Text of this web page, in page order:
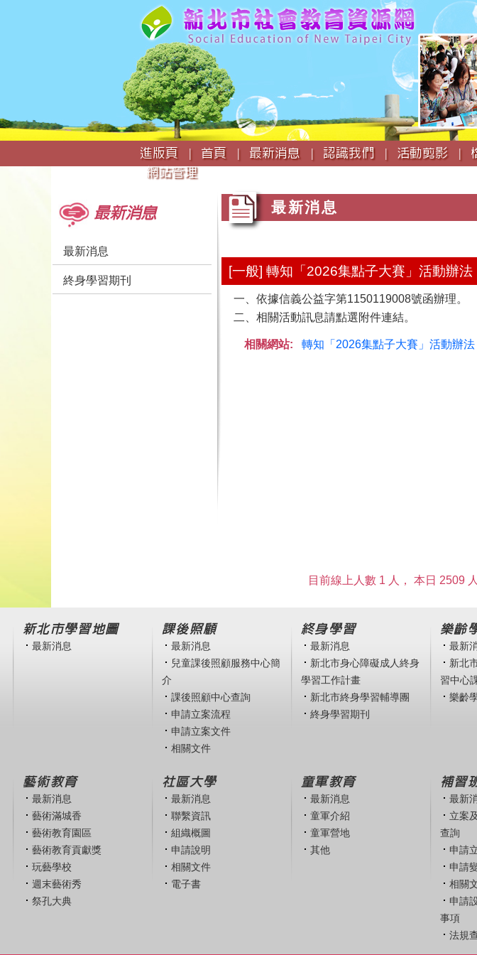
:::
進版頁 |
首頁 | 最新消息 | 認識我們 | 活動剪影 |
網站管理
最新消息
最新消息
終身學習期刊
最新消息
[一般] 轉知「2026集點子大賽」活動辦法
一、依據信義公益字第1150119008號函辦理。
二、相關活動訊息請點選附件連結。
相關網站:
轉知「2026集點子大賽」活動辦法
目前線上人數 1 人， 本日 2509
新北市學習地圖
最新消息
課後照顧
最新消息
兒童課後照顧服務中心簡
介
課後照顧中心查詢
申請立案流程
申請立案文件
相關文件
終身學習
最新消息
新北市身心障礙成人終身
學習工作計畫
新北市終身學習輔導團
終身學習期刊
樂齡
最新
新北
習中心
樂齡
藝術教育
最新消息
藝術滿城香
藝術教育園區
藝術教育貢獻獎
玩藝學校
週末藝術秀
祭孔大典
社區大學
最新消息
聯繫資訊
組織概圖
申請說明
相關文件
電子書
童軍教育
最新消息
童軍介紹
童軍營地
其他
補習
最新
立案
查詢
申請
申請
相關
申請
事項
法規